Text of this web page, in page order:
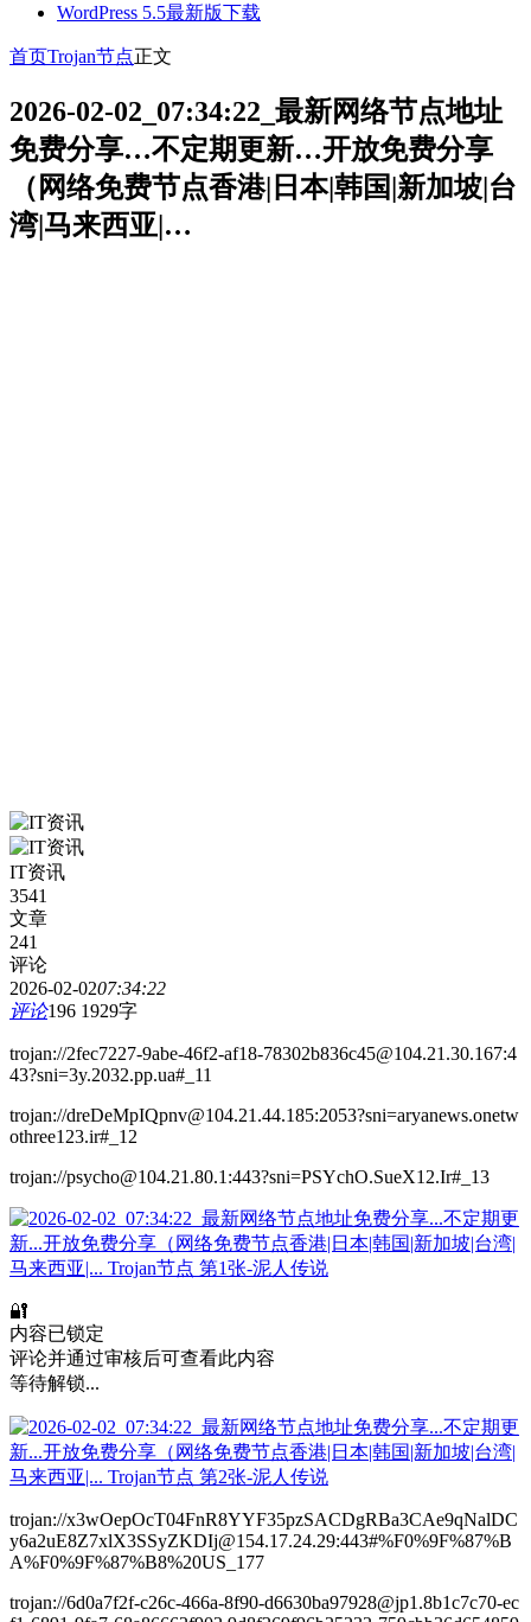
WordPress 5.5最新版下载
首页Trojan节点正文
2026-02-02_07:34:22_最新网络节点地址
免费分享…不定期更新…开放免费分享
（网络免费节点香港|日本|韩国|新加坡|台
湾|马来西亚|…
IT资讯
3541
文章
241
评论
2026-02-0207:34:22
评论196 1929字
trojan://2fec7227-9abe-46f2-af18-78302b836c45@104.21.30.167:4
43?sni=3y.2032.pp.ua#_11
trojan://dreDeMpIQpnv@104.21.44.185:2053?sni=aryanews.onetw
othree123.ir#_12
trojan://psycho@104.21.80.1:443?sni=PSYchO.SueX12.Ir#_13
🔐
内容已锁定
评论并通过审核后可查看此内容
等待解锁...
trojan://x3wOepOcT04FnR8YYF35pzSACDgRBa3CAe9qNalDC
y6a2uE8Z7xlX3SSyZKDIj@154.17.24.29:443#%F0%9F%87%B
A%F0%9F%87%B8%20US_177
trojan://6d0a7f2f-c26c-466a-8f90-d6630ba97928@jp1.8b1c7c70-ec